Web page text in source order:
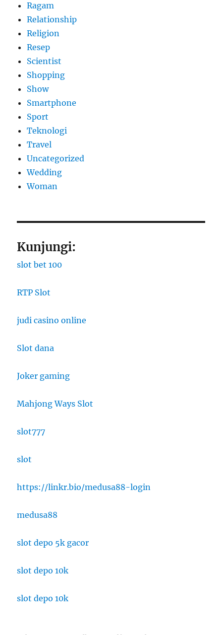
Ragam
Relationship
Religion
Resep
Scientist
Shopping
Show
Smartphone
Sport
Teknologi
Travel
Uncategorized
Wedding
Woman
Kunjungi:
slot bet 100
RTP Slot
judi casino online
Slot dana
Joker gaming
Mahjong Ways Slot
slot777
slot
https://linkr.bio/medusa88-login
medusa88
slot depo 5k gacor
slot depo 10k
slot depo 10k